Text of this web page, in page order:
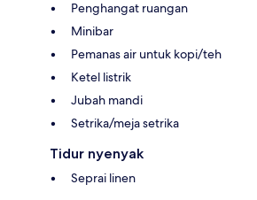
Penghangat ruangan
Minibar
Pemanas air untuk kopi/teh
Ketel listrik
Jubah mandi
Setrika/meja setrika
Tidur nyenyak
Seprai linen